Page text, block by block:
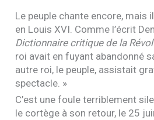
Le peuple chante encore, mais
en LouisXVI. Comme l’écrit
Dictionnaire critique de la
roi avait en fuyant abandonné
autre roi, le peuple, assistait
spectacle. »
C’est une foule terriblement
le cortège à son retour, le 25